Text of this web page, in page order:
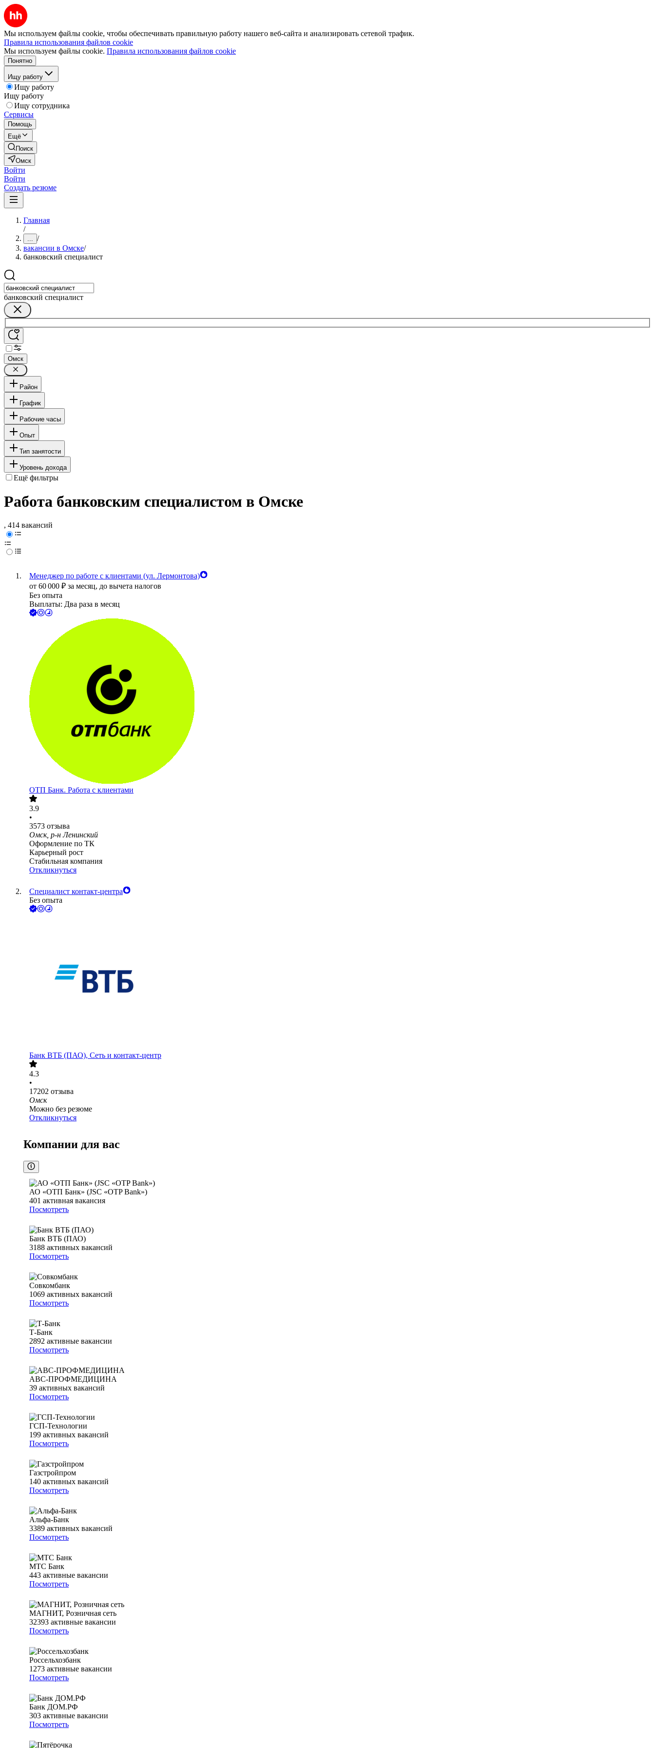
Мы используем файлы cookie, чтобы обеспечивать правильную работу нашего веб-сайта и анализировать сетевой трафик.
Правила использования файлов cookie
Мы используем файлы cookie. Правила использования файлов cookie
Понятно
Ищу работу
Ищу работу
Ищу работу
Ищу сотрудника
Сервисы
Помощь
Ещё
Поиск
Омск
Войти
Войти
Создать резюме
Главная
/
... /
вакансии в Омске/
банковский специалист
банковский специалист
Омск
Район
График
Рабочие часы
Опыт
Тип занятости
Уровень дохода
Ещё фильтры
Работа банковским специалистом в Омске
, 414 вакансий
Менеджер по работе с клиентами (ул. Лермонтова)
от 60 000 ₽ за месяц, до вычета налогов
Без опыта
Выплаты: Два раза в месяц
ОТП Банк. Работа с клиентами
3.9
•
3573 отзыва
Омск, р-н Ленинский
Оформление по ТК
Карьерный рост
Стабильная компания
Откликнуться
Специалист контакт-центра
Без опыта
Банк ВТБ (ПАО), Сеть и контакт-центр
4.3
•
17202 отзыва
Омск
Можно без резюме
Откликнуться
Компании для вас
АО «ОТП Банк» (JSC «OTP Bank»)
401 активная вакансия
Посмотреть
Банк ВТБ (ПАО)
3188 активных вакансий
Посмотреть
Совкомбанк
1069 активных вакансий
Посмотреть
Т-Банк
2892 активные вакансии
Посмотреть
АВС-ПРОФМЕДИЦИНА
39 активных вакансий
Посмотреть
ГСП-Технологии
199 активных вакансий
Посмотреть
Газстройпром
140 активных вакансий
Посмотреть
Альфа-Банк
3389 активных вакансий
Посмотреть
МТС Банк
443 активные вакансии
Посмотреть
МАГНИТ, Розничная сеть
32393 активные вакансии
Посмотреть
Россельхозбанк
1273 активные вакансии
Посмотреть
Банк ДОМ.РФ
303 активные вакансии
Посмотреть